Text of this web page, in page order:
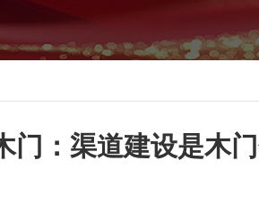
门：渠道建设是木